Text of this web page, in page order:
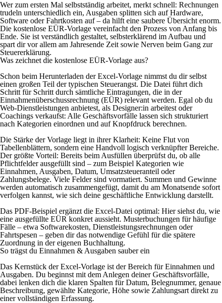
Wer zum ersten Mal selbstständig arbeitet, merkt schnell: Rechnungen
trudeln unterschiedlich ein, Ausgaben splitten sich auf Hardware,
Software oder Fahrtkosten auf – da hilft eine saubere Übersicht enorm.
Die kostenlose EÜR-Vorlage vereinfacht den Prozess von Anfang bis
Ende. Sie ist verständlich gestaltet, selbsterklärend im Aufbau und
spart dir vor allem am Jahresende Zeit sowie Nerven beim Gang zur
Steuererklärung.
Was zeichnet die kostenlose EÜR-Vorlage aus?
Schon beim Herunterladen der Excel-Vorlage nimmst du dir selbst
einen großen Teil der typischen Steuerangst. Die Datei führt dich
Schritt für Schritt durch sämtliche Eintragungen, die in der
Einnahmenüberschussrechnung (EÜR) relevant werden. Egal ob du
Web-Dienstleistungen anbietest, als Designer:in arbeitest oder
Coachings verkaufst: Alle Geschäftsvorfälle lassen sich strukturiert
nach Kategorien einordnen und auf Knopfdruck berechnen.
Die Stärke der Vorlage liegt in ihrer Klarheit: Keine Flut von
Tabellenblättern, sondern eine Handvoll logisch verknüpfter Bereiche.
Der größte Vorteil: Bereits beim Ausfüllen überprüfst du, ob alle
Pflichtfelder ausgefüllt sind – zum Beispiel Kategorien wie
Einnahmen, Ausgaben, Datum, Umsatzsteueranteil oder
Zahlungsbelege. Viele Felder sind vormatiert. Summen und Gewinne
werden automatisch zusammengefügt, damit du am Monatsende sofort
verfolgen kannst, wie sich deine geschäftliche Entwicklung darstellt.
Das PDF-Beispiel ergänzt die Excel-Datei optimal: Hier siehst du, wie
eine ausgefüllte EÜR konkret aussieht. Musterbuchungen für häufige
Fälle – etwa Softwarekosten, Dienstleistungsrechnungen oder
Fahrtspesen – geben dir das notwendige Gefühl für die spätere
Zuordnung in der eigenen Buchhaltung.
So trägst du Einnahmen & Ausgaben sauber ein
Das Kernstück der Excel-Vorlage ist der Bereich für Einnahmen und
Ausgaben. Du beginnst mit dem Anlegen deiner Geschäftsvorfälle,
dabei lenken dich die klaren Spalten für Datum, Belegnummer, genaue
Beschreibung, gewählte Kategorie, Höhe sowie Zahlungsart direkt zu
einer vollständigen Erfassung.